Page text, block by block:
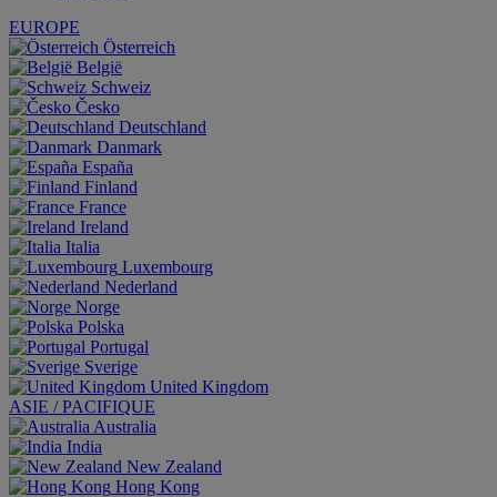
EUROPE
Österreich
België
Schweiz
Česko
Deutschland
Danmark
España
Finland
France
Ireland
Italia
Luxembourg
Nederland
Norge
Polska
Portugal
Sverige
United Kingdom
ASIE / PACIFIQUE
Australia
India
New Zealand
Hong Kong